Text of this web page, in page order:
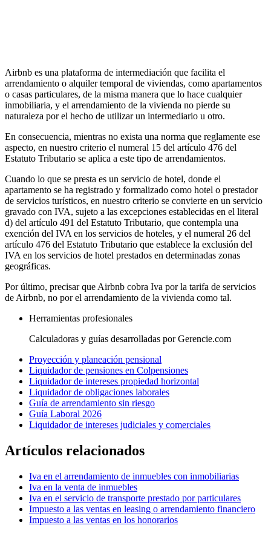
Airbnb es una plataforma de intermediación que facilita el
arrendamiento o alquiler temporal de viviendas, como apartamentos
o casas particulares, de la misma manera que lo hace cualquier
inmobiliaria, y el arrendamiento de la vivienda no pierde su
naturaleza por el hecho de utilizar un intermediario u otro.
En consecuencia, mientras no exista una norma que reglamente ese
aspecto, en nuestro criterio el numeral 15 del artículo 476 del
Estatuto Tributario se aplica a este tipo de arrendamientos.
Cuando lo que se presta es un servicio de hotel, donde el
apartamento se ha registrado y formalizado como hotel o prestador
de servicios turísticos, en nuestro criterio se convierte en un servicio
gravado con IVA, sujeto a las excepciones establecidas en el literal
d) del artículo 491 del Estatuto Tributario, que contempla una
exención del IVA en los servicios de hoteles, y el numeral 26 del
artículo 476 del Estatuto Tributario que establece la exclusión del
IVA en los servicios de hotel prestados en determinadas zonas
geográficas.
Por último, precisar que Airbnb cobra Iva por la tarifa de servicios
de Airbnb, no por el arrendamiento de la vivienda como tal.
Herramientas profesionales
Calculadoras y guías desarrolladas por Gerencie.com
Proyección y planeación pensional
Liquidador de pensiones en Colpensiones
Liquidador de intereses propiedad horizontal
Liquidador de obligaciones laborales
Guía de arrendamiento sin riesgo
Guía Laboral 2026
Liquidador de intereses judiciales y comerciales
Artículos relacionados
Iva en el arrendamiento de inmuebles con inmobiliarias
Iva en la venta de inmuebles
Iva en el servicio de transporte prestado por particulares
Impuesto a las ventas en leasing o arrendamiento financiero
Impuesto a las ventas en los honorarios